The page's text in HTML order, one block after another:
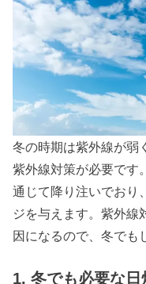
冬の時期は紫外線が弱
紫外線対策が必要です
通じて降り注いでおり
ジを与えます。紫外線
因になるので、冬でも
1. 冬でも必要な